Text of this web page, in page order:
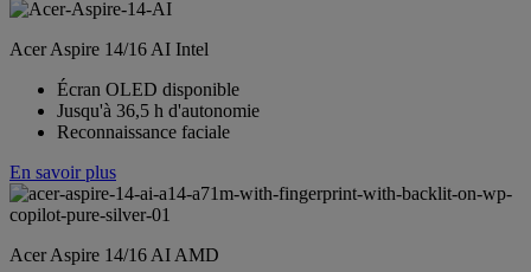
Acer Aspire 14/16 AI Intel
Écran OLED disponible
Jusqu'à 36,5 h d'autonomie
Reconnaissance faciale
En savoir plus
Acer Aspire 14/16 AI AMD